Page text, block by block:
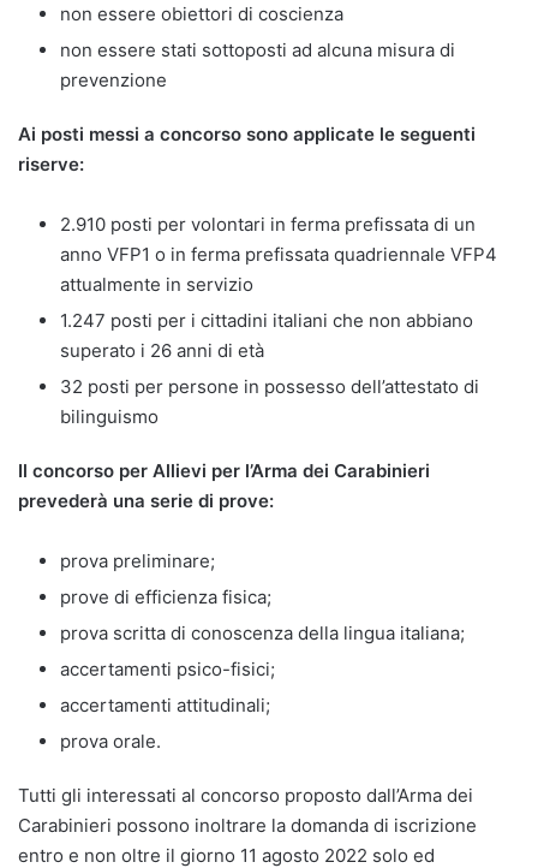
non essere obiettori di coscienza
non essere stati sottoposti ad alcuna misura di
prevenzione
Ai posti messi a concorso sono applicate le seguenti
riserve:
2.910 posti per volontari in ferma prefissata di un
anno VFP1 o in ferma prefissata quadriennale VFP4
attualmente in servizio
1.247 posti per i cittadini italiani che non abbiano
superato i 26 anni di età
32 posti per persone in possesso dell’attestato di
bilinguismo
Il concorso per Allievi per l’Arma dei Carabinieri
prevederà una serie di prove:
prova preliminare;
prove di efficienza fisica;
prova scritta di conoscenza della lingua italiana;
accertamenti psico-fisici;
accertamenti attitudinali;
prova orale.
Tutti gli interessati al concorso proposto dall’Arma dei
Carabinieri possono inoltrare la domanda di iscrizione
entro e non oltre il giorno 11 agosto 2022 solo ed